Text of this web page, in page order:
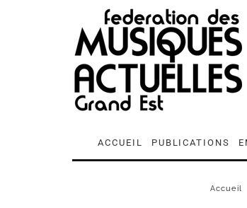
ACCUEIL PUBLICATIONS
Accueil